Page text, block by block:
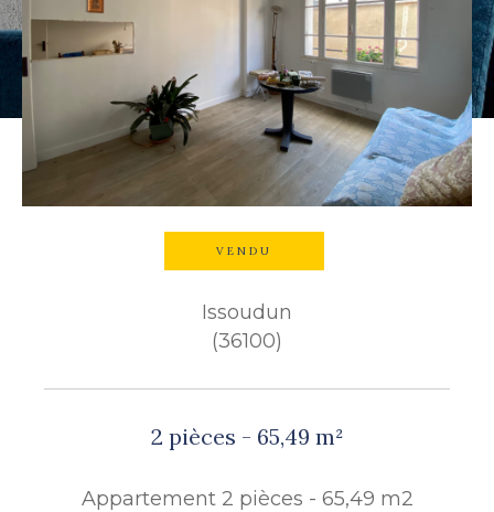
VENDU
Issoudun
(36100)
2 pièces - 65,49 m²
Appartement 2 pièces - 65,49 m2
Budget
Budget
Surface
Surface